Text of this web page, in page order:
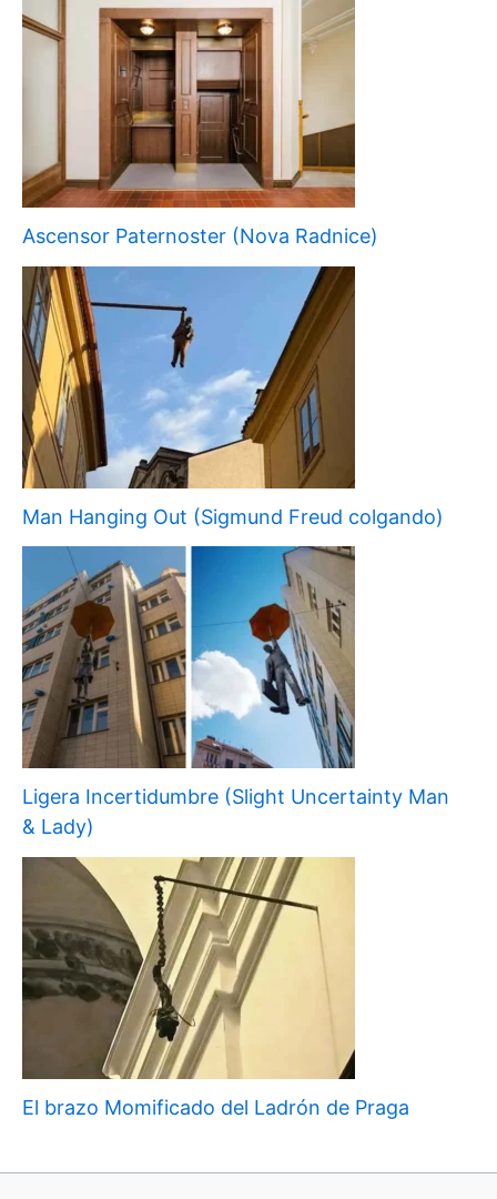
Ascensor Paternoster (Nova Radnice)
Man Hanging Out (Sigmund Freud colgando)
Ligera Incertidumbre (Slight Uncertainty Man
& Lady)
El brazo Momificado del Ladrón de Praga